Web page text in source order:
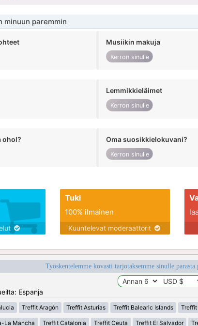
minuun paremmin
Musiikin makuja
Kerron sinulle
Lemmikkieläimet
Kerron sinulle
ohol? Oma suosikkielokuvani?
Kerron sinulle
Tuki
100% ilmainen
Kuuntelevat moderaattorit
Työskentelemme kovasti tarjotaksemme sinulle
Espanja
Treffit Aragón Treffit Asturias Treffit Balearic Islands Treffit
La Mancha Treffit Catalonia Treffit Ceuta Treffit El Salvador